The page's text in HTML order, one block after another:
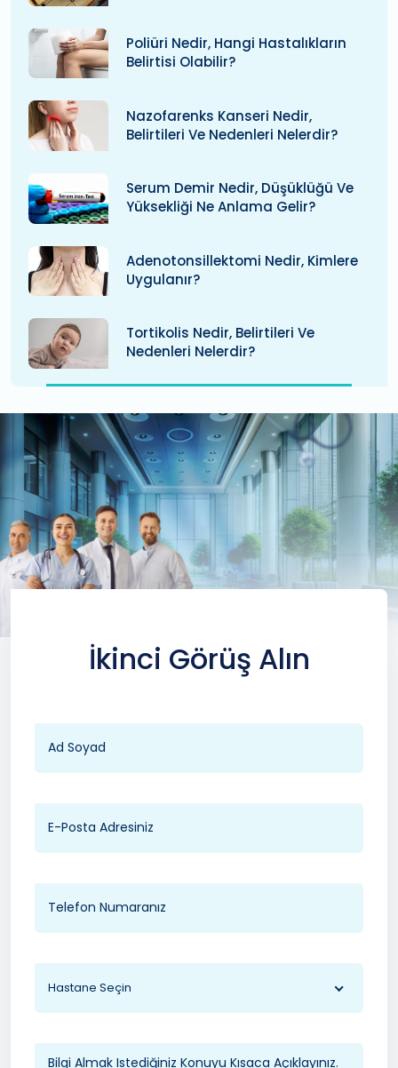
Poliüri Nedir, Hangi Hastalıkların
Belirtisi Olabilir?
Nazofarenks Kanseri Nedir,
Belirtileri Ve Nedenleri Nelerdir?
Serum Demir Nedir, Düşüklüğü Ve
Yüksekliği Ne Anlama Gelir?
Adenotonsillektomi Nedir, Kimlere
Uygulanır?
Tortikolis Nedir, Belirtileri Ve
Nedenleri Nelerdir?
İkinci Görüş Alın
Hastane Seçin